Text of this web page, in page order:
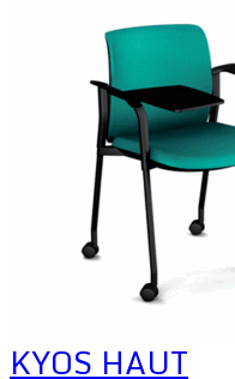
KYOS HAUT